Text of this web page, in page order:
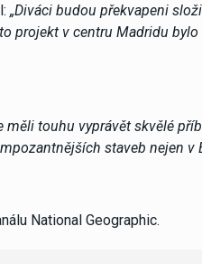
„Diváci budou překvapeni
projekt v centru Madridu
měli touhu vyprávět skvělé
staveb nejen v
National Geographic.